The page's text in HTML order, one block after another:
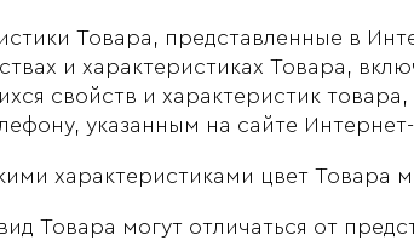
Товара, представленные в
и характеристиках Товара,
свойств и характеристик
указанным на сайте
характеристиками цвет Товара
Товара могут отличаться от